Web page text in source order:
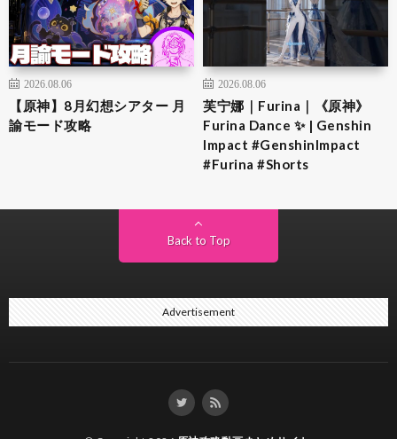
2026.08.06
【原神】8月幻想シアター 月
諭モード攻略
2026.08.06
芙宁娜｜Furina｜《原神》
Furina Dance ✨ | Genshin
Impact #GenshinImpact
#Furina #Shorts
Back to Top
Advertisement